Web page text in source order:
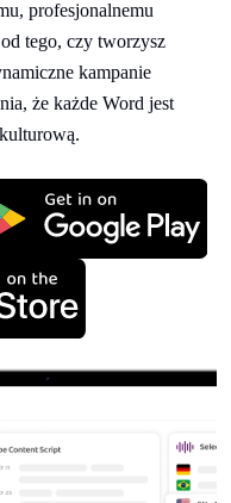
profesjonalnemu
tego, czy tworzysz
kampanie
że każde Word jest